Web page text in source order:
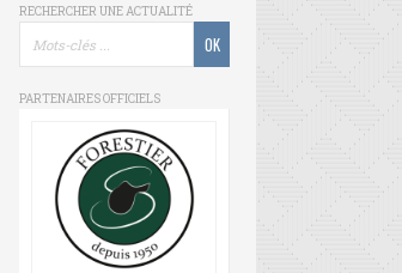
RECHERCHER UNE ACTUALITÉ
PARTENAIRES OFFICIELS